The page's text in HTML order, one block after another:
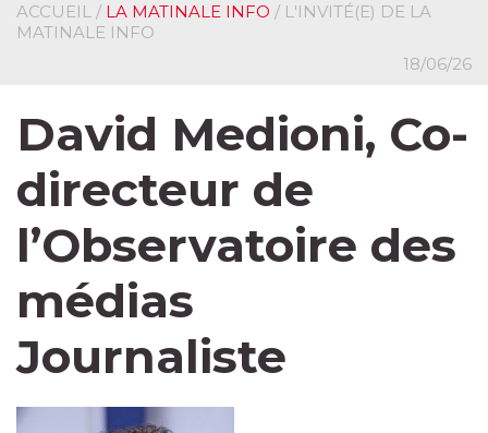
ACCUEIL / LA MATINALE INFO / L'INVITÉ(E) DE LA
MATINALE INFO
18/06/26
David Medioni, Co-
directeur de
l’Observatoire des
médias
Journaliste